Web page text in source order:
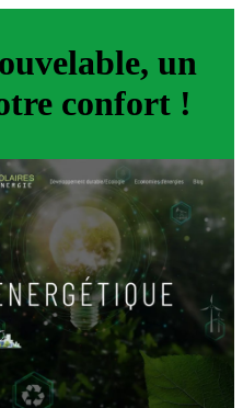
un
confort !